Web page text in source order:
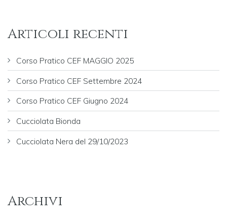
Articoli recenti
Corso Pratico CEF MAGGIO 2025
Corso Pratico CEF Settembre 2024
Corso Pratico CEF Giugno 2024
Cucciolata Bionda
Cucciolata Nera del 29/10/2023
Archivi